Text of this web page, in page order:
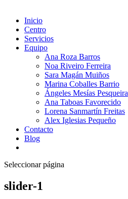
Inicio
Centro
Servicios
Equipo
Ana Roza Barros
Noa Riveiro Ferreira
Sara Magán Muiños
Marina Coballes Barrio
Ángeles Mesías Pesqueira
Ana Taboas Favorecido
Lorena Sanmartín Freitas
Alex Iglesias Pequeño
Contacto
Blog
Seleccionar página
slider-1